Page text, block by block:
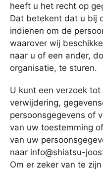
heeft u het recht op
Dat betekent dat u bij
indienen om de
waarover wij
naar u of een ander,
organisatie, te sturen.
U kunt een verzoek
verwijdering,
persoonsgegevens of
van uw toestemming
van uw
naar info@shiatsu-
Om er zeker van te